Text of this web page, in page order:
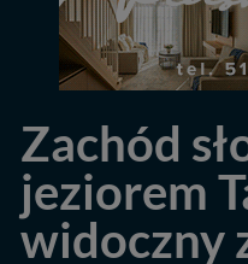
Zachód
jeziorem
widoczny